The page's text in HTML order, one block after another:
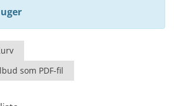
som PDF-fil